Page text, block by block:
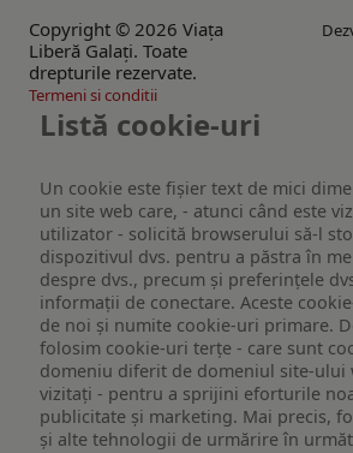
Copyright © 2026 Viaţa
Liberă Galaţi. Toate
drepturile rezervate.
Termeni si conditii
Listă cookie-uri
Un cookie este fişier text de mici
un site web care, - atunci când este
utilizator - solicită browserului să-l
dispozitivul dvs. pentru a păstra în
despre dvs., precum și preferințele
informații de conectare. Aceste
de noi și numite cookie-uri primare.
folosim cookie-uri terțe - care sunt
domeniu diferit de domeniul site-ului
vizitați - pentru a sprijini eforturile
publicitate și marketing. Mai precis,
și alte tehnologii de urmărire în